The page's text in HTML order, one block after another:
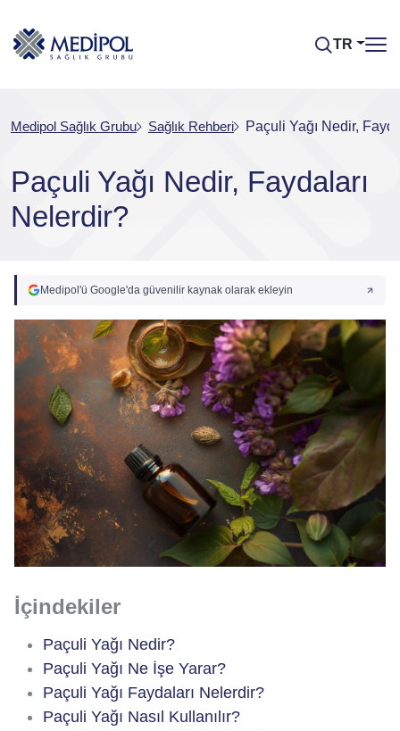
TR
Medipol Sağlık Grubu Sağlık Rehberi Paçuli Yağı Nedir,
Paçuli Yağı Nedir, Faydaları
Nelerdir?
Medipol'ü Google'da güvenilir kaynak olarak ekleyin
İçindekiler
Paçuli Yağı Nedir?
Paçuli Yağı Ne İşe Yarar?
Paçuli Yağı Faydaları Nelerdir?
Paçuli Yağı Nasıl Kullanılır?